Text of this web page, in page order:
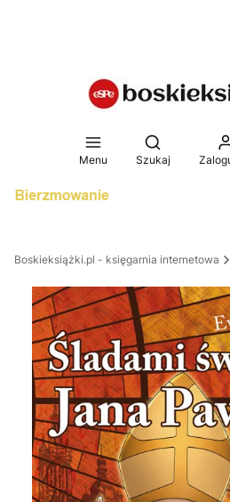
Menu
Otwórz
Szukaj
Boskieksiążki.pl - księgarnia internetowa